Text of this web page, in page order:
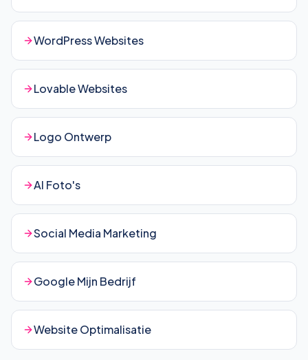
WordPress Websites
Lovable Websites
Logo Ontwerp
AI Foto's
Social Media Marketing
Google Mijn Bedrijf
Website Optimalisatie